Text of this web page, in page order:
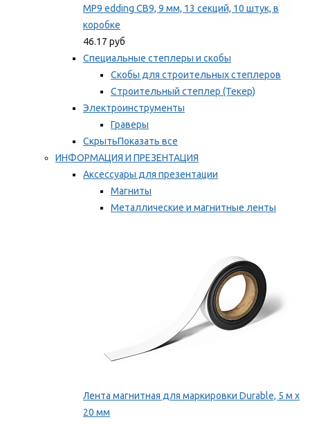
MP9 edding CB9, 9 мм, 13 секций, 10 штук, в
коробке
46.17 руб
Специальные степлеры и скобы
Скобы для строительных степлеров
Строительный степлер (Текер)
Электроинструменты
Граверы
СкрытьПоказать все
ИНФОРМАЦИЯ И ПРЕЗЕНТАЦИЯ
Аксессуары для презентации
Магниты
Металлические и магнитные ленты
Лента магнитная для маркировки Durable, 5 м х
20 мм